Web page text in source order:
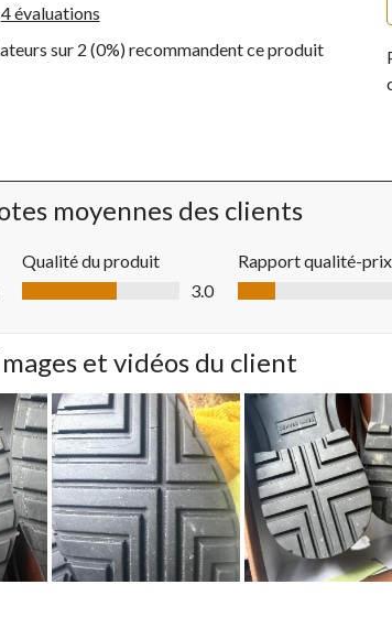
5 étoiles.
étoiles.
étoiles.
étoiles.
4 évaluations
sur 2 (0%) recommandent ce produit
moyennes des clients
Qualité du produit
Qualité du produit, 3.0 sur 5
3.0
Rapport qualité-
Rapport qualité-prix
et vidéos du client